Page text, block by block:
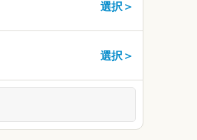
選択＞
選択＞